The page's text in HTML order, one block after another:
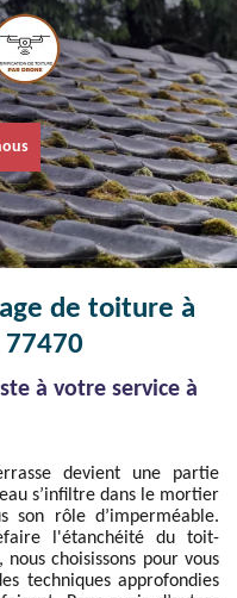
de toiture à
77470
à votre service à
devient une partie
s’infiltre dans le mortier
son rôle d’imperméable.
l'étanchéité du toit-
choisissons pour vous
techniques approfondies